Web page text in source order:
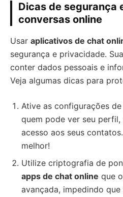
Dicas de segurança
conversas online
Usar aplicativos de chat
segurança e privacidade.
conter dados pessoais e
Veja algumas dicas para
Ative as configurações
quem pode ver seu
acesso aos seus
melhor!
Utilize criptografia de
apps de chat online que
avançada, impedindo